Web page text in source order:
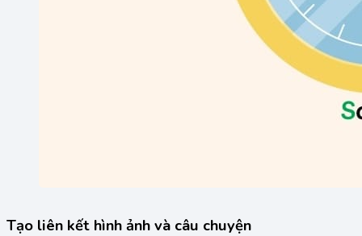
Tạo liên kết hình ảnh và câu chuyện